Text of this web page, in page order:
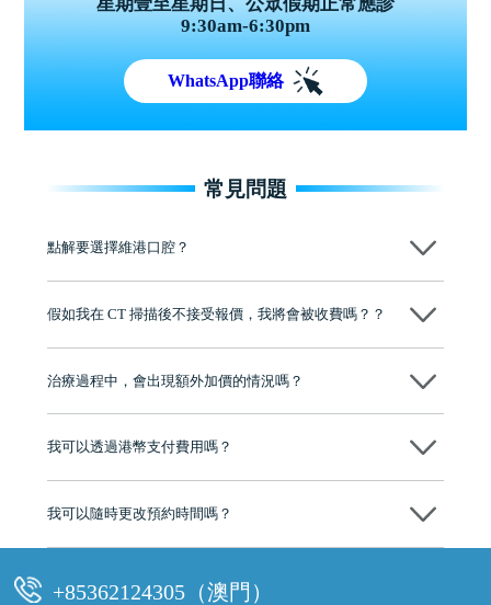
9:30am-6:30pm
WhatsApp聯絡
常見問題
點解要選擇維港口腔？
牌」、「2025香港企業領袖品牌」，是諾貝爾種植系統全球放心植牙中
至今已服務超過三十個國家和地區的顧客，受到粵港澳大灣區及周邊城
有咨詢及服務保障中心，有任何問題都可以隨時預約免費咨詢，讓人十
假如我在 CT 掃描後不接受報價，我將會被收費嗎？？
治療過程中，會出現額外加價的情況嗎？
不會，治療前我們會詳細說明治療方案及對應的價錢，顧客同意並簽字
我可以透過港幣支付費用嗎？
我可以隨時更改預約時間嗎？
+85362124305（澳門）